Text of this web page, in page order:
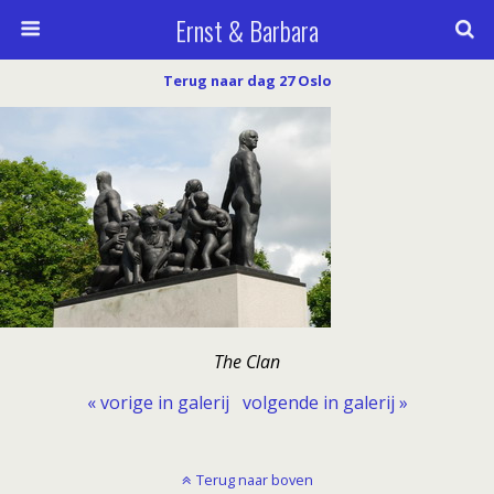
Ernst & Barbara
Terug naar dag 27 Oslo
The Clan
« vorige in galerij volgende in galerij »
Terug naar boven